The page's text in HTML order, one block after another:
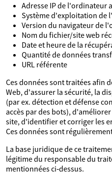
Adresse IP de l'ordinateur
Système d'exploitation de
Version du navigateur de
Nom du fichier/site web
Date et heure de la
Quantité de données
URL référente
Ces données sont traitées afin
Web, d'assurer la sécurité, la
(par ex. détection et défense
accès par des bots),
site, d'identifier et corriger les
Ces données sont
La base juridique de ce
légitime du responsable du
mentionnées ci‑dessus.